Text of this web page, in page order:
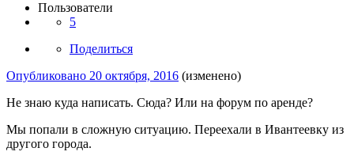
Пользователи
5
Поделиться
Опубликовано 20 октября, 2016 (изменено)
Не знаю куда написать. Сюда? Или на форум по аренде?
Мы попали в сложную ситуацию. Переехали в Ивантеевку из
другого города.